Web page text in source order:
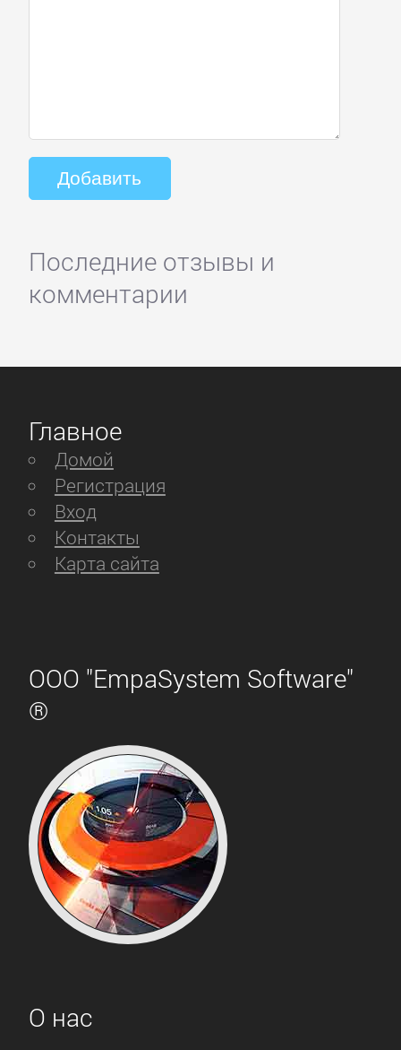
Последние отзывы и
комментарии
Главное
Домой
Регистрация
Вход
Контакты
Карта сайта
ООО "EmpaSystem Software"
®
О нас